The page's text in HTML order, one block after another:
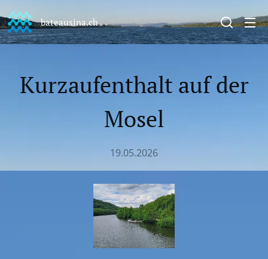
bateausina.ch
Kurzaufenthalt auf der
Mosel
19.05.2026